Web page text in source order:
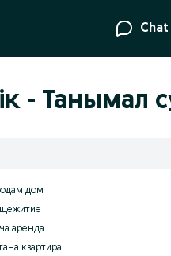
Chat
- Танымал
дом
аренда
квартира